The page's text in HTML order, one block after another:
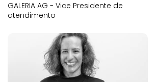
GALERIA AG - Vice Presidente de
atendimento